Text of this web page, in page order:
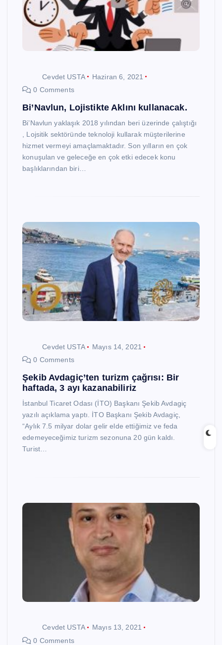
Cevdet USTA
Haziran 6, 2021
0 Comments
Bi’Navlun, Lojistikte Aklını kullanacak.
Bi’Navlun yaklaşık 2018 yılından beri üzerinde çalıştığı
, Lojsitik sektöründe teknoloji kullarak müşterilerine
hizmet vermeyi amaçlamaktadır. Son yılların en çok
konuşulan ve geleceğe en çok etki edecek konu
başlıklarından biri…
Cevdet USTA
Mayıs 14, 2021
0 Comments
Şekib Avdagiç’ten turizm çağrısı: Bir
haftada, 3 ayı kazanabiliriz
İstanbul Ticaret Odası (İTO) Başkanı Şekib Avdagiç
yazılı açıklama yaptı. İTO Başkanı Şekib Avdagiç,
“Aylık 7.5 milyar dolar gelir elde ettiğimiz ve feda
edemeyeceğimiz turizm sezonuna 20 gün kaldı.
Turist…
Cevdet USTA
Mayıs 13, 2021
0 Comments